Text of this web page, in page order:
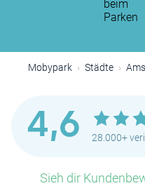
beim
Parken
Mobypark Städte
4,6 28.000+
Sieh dir